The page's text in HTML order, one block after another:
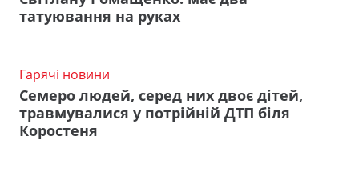
татуювання на руках
Гарячі новини
Семеро людей, серед них двоє дітей,
травмувалися у потрійній ДТП біля
Коростеня